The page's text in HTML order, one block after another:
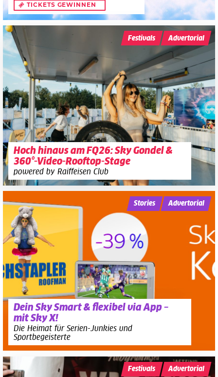
TICKETS GEWINNEN
Hoch hinaus am FQ26: Sky Gondel &
360°-Video-Rooftop-Stage
powered by Raiffeisen Club
Festivals Advertorial
Dein Sky Smart & flexibel via App –
mit Sky X!
Die Heimat für Serien-Junkies und
Sportbegeisterte
Stories Advertorial
Festivals Advertorial